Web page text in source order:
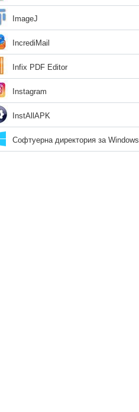
ImageJ
IncrediMail
Infix PDF Editor
Instagram
InstAllAPK
Софтуерна директория за Windows
8